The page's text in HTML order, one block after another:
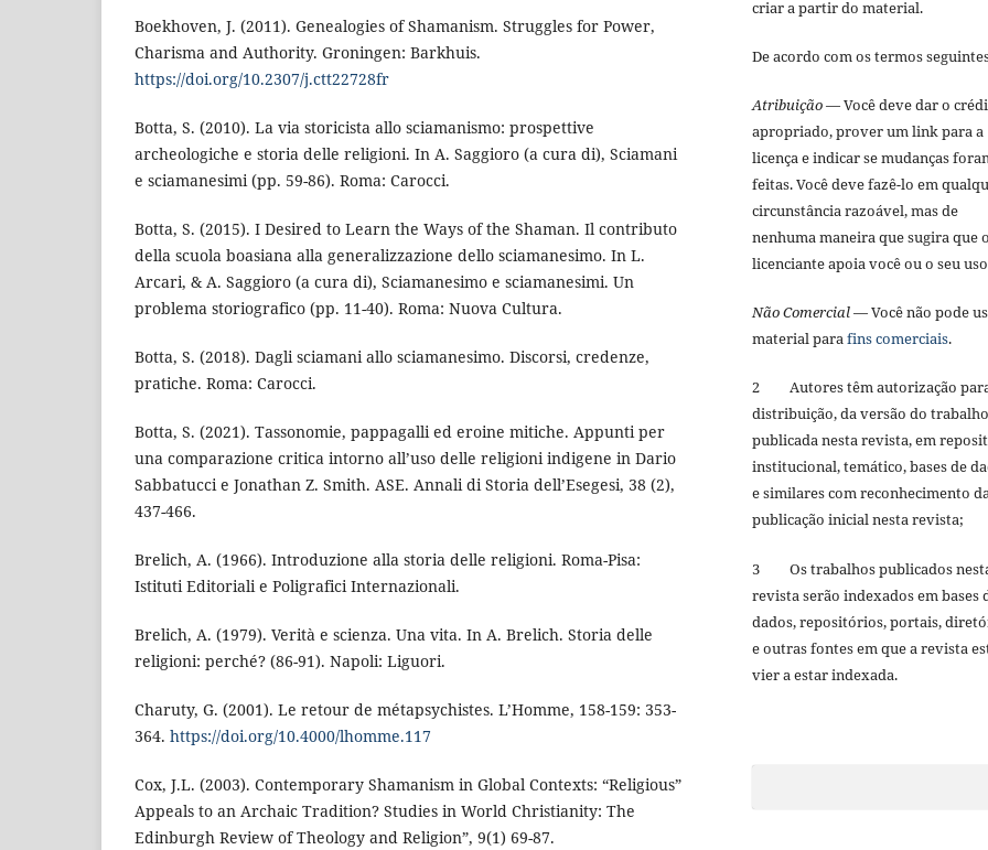
Boekhoven, J. (2011). Genealogies of Shamanism. Struggles for Power,
Charisma and Authority. Groningen: Barkhuis.
https://doi.org/10.2307/j.ctt22728fr
Botta, S. (2010). La via storicista allo sciamanismo: prospettive
archeologiche e storia delle religioni. In A. Saggioro (a cura di), Sciamani
e sciamanesimi (pp. 59-86). Roma: Carocci.
Botta, S. (2015). I Desired to Learn the Ways of the Shaman. Il contributo
della scuola boasiana alla generalizzazione dello sciamanesimo. In L.
Arcari, & A. Saggioro (a cura di), Sciamanesimo e sciamanesimi. Un
problema storiografico (pp. 11-40). Roma: Nuova Cultura.
Botta, S. (2018). Dagli sciamani allo sciamanesimo. Discorsi, credenze,
pratiche. Roma: Carocci.
Botta, S. (2021). Tassonomie, pappagalli ed eroine mitiche. Appunti per
una comparazione critica intorno all’uso delle religioni indigene in Dario
Sabbatucci e Jonathan Z. Smith. ASE. Annali di Storia dell’Esegesi, 38 (2),
437-466.
Brelich, A. (1966). Introduzione alla storia delle religioni. Roma-Pisa:
Istituti Editoriali e Poligrafici Internazionali.
Brelich, A. (1979). Verità e scienza. Una vita. In A. Brelich. Storia delle
religioni: perché? (86-91). Napoli: Liguori.
Charuty, G. (2001). Le retour de métapsychistes. L’Homme, 158-159: 353-
364. https://doi.org/10.4000/lhomme.117
Cox, J.L. (2003). Contemporary Shamanism in Global Contexts: “Religious”
Appeals to an Archaic Tradition? Studies in World Christianity: The
Edinburgh Review of Theology and Religion”, 9(1) 69-87.
criar a partir do material.
De acordo com os termos
Atribuição— Você deve dar o
apropriado, prover um link para a
licença e indicar se mudanças
feitas. Você deve fazê-lo em
circunstância razoável, mas de
nenhuma maneira que sugira que o
licenciante apoia você ou o seu
Não Comercial— Você não pode
material parafins comerciais.
2 Autores têm autorização
distribuição, da versão do trabalho
publicada nesta revista, em
institucional, temático, bases de
e similares com reconhecimento
publicação inicial nesta revista;
3 Os trabalhos publicados
revista serão indexados em bases
dados, repositórios, portais,
e outras fontes em que a revista
vier a estar indexada.